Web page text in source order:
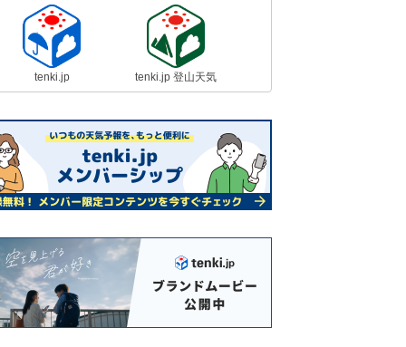
tenki.jp tenki.jp 登山天気